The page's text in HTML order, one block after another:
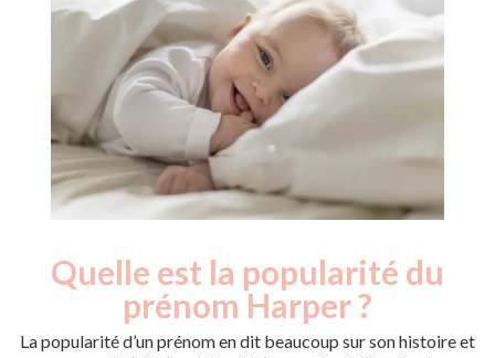
Quelle est la popularité du
prénom Harper ?
La popularité d’un prénom en dit beaucoup sur son histoire et
Année
Nouveaux-
nés
2013
15